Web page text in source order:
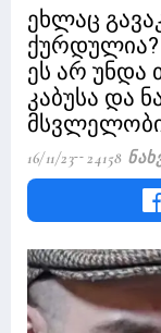
ეხლაც
ქურდულია?
ეს არ უნდა
კაბუსა და
16/11/23 24158